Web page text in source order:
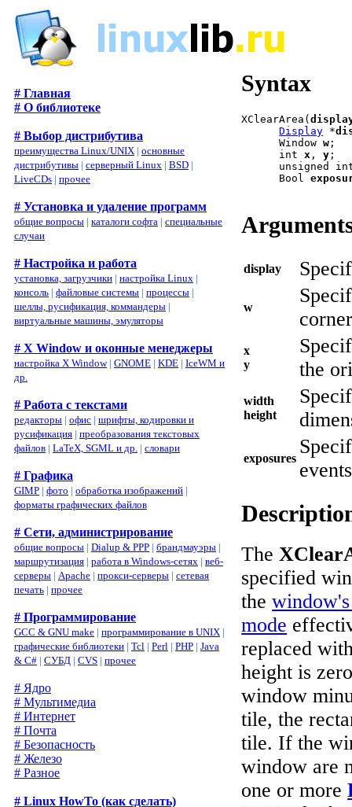
# Главная
# О библиотеке
# Выбор дистрибутива
преимущества Linux/UNIX | основные
дистрибутивы | серверный Linux | BSD |
LiveCDs | прочее
# Установка и удаление программ
общие вопросы | каталоги софта | специальные
случаи
# Настройка и работа
установка, загрузчики | настройка Linux |
консоль | файловые системы | процессы |
шеллы, русификация, коммандеры |
виртуальные машины, эмуляторы
# X Window и оконные менеджеры
настройка X Window| GNOME | KDE | IceWM и
др.
# Работа с текстами
редакторы | офис | шрифты, кодировки и
русификация | преобразования текстовых
файлов | LaTeX, SGML и др. | словари
# Графика
GIMP | фото | обработка изображений |
форматы графических файлов
# Сети, администрирование
общие вопросы | Dialup & PPP | брандмауэры |
маршрутизация | работа в Windows-сетях | веб-
серверы | Apache | прокси-серверы | сетевая
печать | прочее
# Программирование
GCC & GNU make | программирование в UNIX |
графические библиотеки | Tcl | Perl | PHP | Java
& C# | СУБД | CVS | прочее
# Ядро
# Мультимедиа
# Интернет
# Почта
# Безопасность
# Железо
# Разное
# Linux HowTo (как сделать)
Syntax
XClearArea(
Display *
      Window
w ;
      int
x , y ;
unsigned
      Bool
display
w
x
y
the
width
height
exposures
The
specified
the
mode
replaced
height is
window
tile, the
tile. If the
window are
one or more